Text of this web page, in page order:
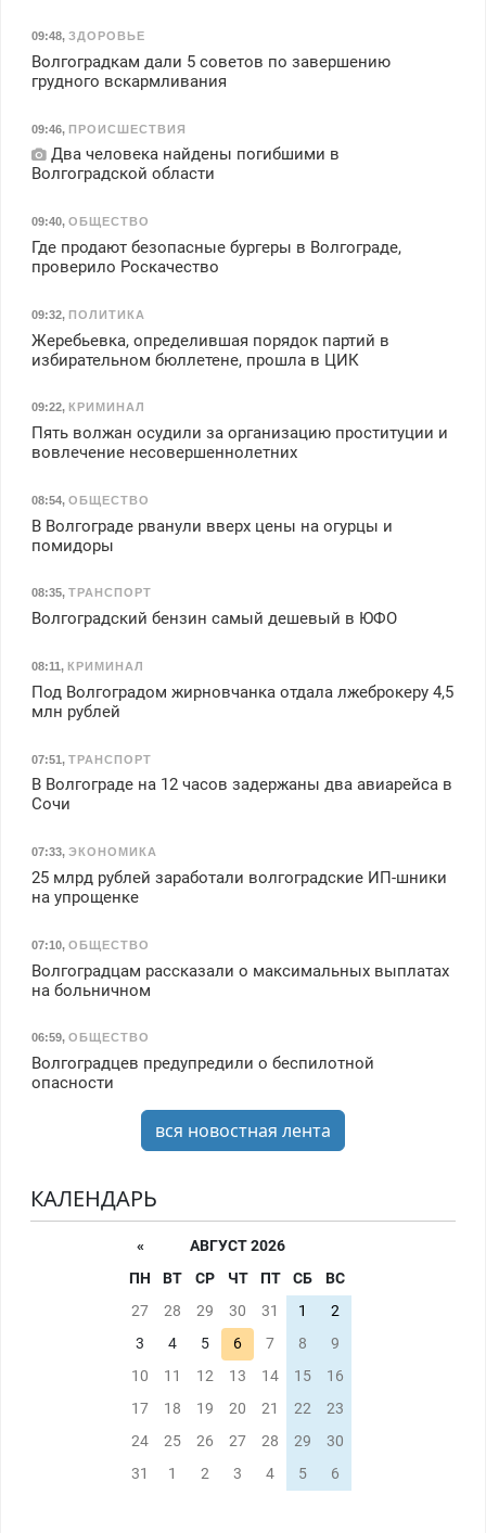
09:48, ЗДОРОВЬЕ
Волгоградкам дали 5 советов по завершению
грудного вскармливания
09:46, ПРОИСШЕСТВИЯ
Два человека найдены погибшими в
Волгоградской области
09:40, ОБЩЕСТВО
Где продают безопасные бургеры в Волгограде,
проверило Роскачество
09:32, ПОЛИТИКА
Жеребьевка, определившая порядок партий в
избирательном бюллетене, прошла в ЦИК
09:22, КРИМИНАЛ
Пять волжан осудили за организацию проституции и
вовлечение несовершеннолетних
08:54, ОБЩЕСТВО
В Волгограде рванули вверх цены на огурцы и
помидоры
08:35, ТРАНСПОРТ
Волгоградский бензин самый дешевый в ЮФО
08:11, КРИМИНАЛ
Под Волгоградом жирновчанка отдала лжеброкеру 4,5
млн рублей
07:51, ТРАНСПОРТ
В Волгограде на 12 часов задержаны два авиарейса в
Сочи
07:33, ЭКОНОМИКА
25 млрд рублей заработали волгоградские ИП-шники
на упрощенке
07:10, ОБЩЕСТВО
Волгоградцам рассказали о максимальных выплатах
на больничном
06:59, ОБЩЕСТВО
Волгоградцев предупредили о беспилотной
опасности
вся новостная лента
КАЛЕНДАРЬ
«
АВГУСТ 2026
ПН
ВТ СР ЧТ ПТ СБ
ВС
27
28 29 30 31 1
2
3
4 5 6 7 8
9
10
11 12 13 14 15
16
17
18 19 20 21 22
23
24
25 26 27 28 29
30
31
1 2 3 4 5 6